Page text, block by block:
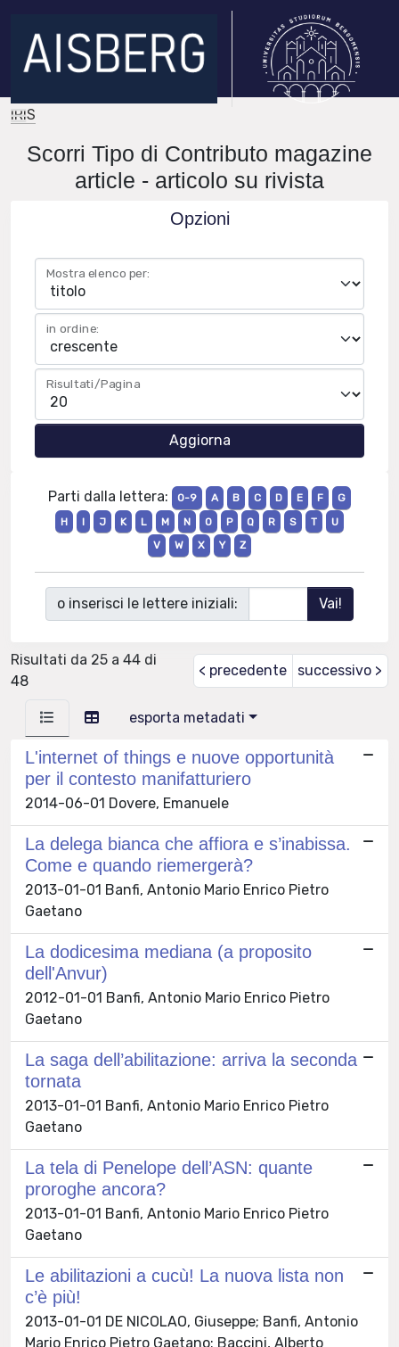
IRIS
Scorri Tipo di Contributo magazine
article - articolo su rivista
Opzioni
Mostra elenco per:
in ordine:
Risultati/Pagina
Parti dalla lettera: 0-9 A B C D E F
G
H
I J K L M N O P Q R S T
U
V
W X Y Z
o inserisci le lettere iniziali:
Risultati da 25 a 44 di
48
< precedente successivo >
esporta metadati
L'internet of things e nuove opportunità
per il contesto manifatturiero
2014-06-01 Dovere, Emanuele
La delega bianca che affiora e s’inabissa.
Come e quando riemergerà?
2013-01-01 Banfi, Antonio Mario Enrico Pietro
Gaetano
La dodicesima mediana (a proposito
dell'Anvur)
2012-01-01 Banfi, Antonio Mario Enrico Pietro
Gaetano
La saga dell’abilitazione: arriva la seconda
tornata
2013-01-01 Banfi, Antonio Mario Enrico Pietro
Gaetano
La tela di Penelope dell’ASN: quante
proroghe ancora?
2013-01-01 Banfi, Antonio Mario Enrico Pietro
Gaetano
Le abilitazioni a cucù! La nuova lista non
c’è più!
2013-01-01 DE NICOLAO, Giuseppe; Banfi, Antonio
Mario Enrico Pietro Gaetano; Baccini, Alberto